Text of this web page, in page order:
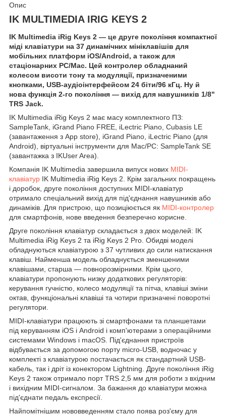
Опис
IK MULTIMEDIA IRIG KEYS 2
IK Multimedia iRig Keys 2 — це друге покоління компактної
міді клавіатури на 37 динамічних мініклавішів для
мобільних платформ iOS/Android, а також для
стаціонарних PC/Mac. Цей контролер обладнаний
колесом висоти тону та модуляції, призначеними
кнопками, USB-аудіоінтерфейсом 24 біти/96 кГц. Ну й
нова функція 2-го покоління — вихід для навушників 1/8"
TRS Jack.
IK Multimedia iRig Keys 2 має масу комплектного ПЗ:
SampleTank, iGrand Piano FREE, iLectric Piano, Cubasis LE
(завантаження з App store), iGrand Piano, iLectric Piano (для
Android), віртуальні інструменти для Mac/PC: SampleTank SE
(завантажка з IKUser Area).
Компанія IK Multimedia завершила випуск нових MIDI-
клавіатур IK Multimedia iRig Keys 2. Крім загальних покращень
і доробок, друге покоління доступних MIDI-клавіатур
отримало спеціальний вихід для під'єднання навушників або
динаміків. Для пристрою, що позиціюється як MIDI-контролер
для смартфонів, нове введення безперечно корисне.
Друге покоління клавіатур складається з двох моделей: IK
Multimedia iRig Keys 2 та iRig Keys 2 Pro. Обидві моделі
обладнуються клавіатурою з 37 чутливих до сили натискання
клавіш. Найменша модель обладнується зменшеними
клавішами, старша — повнорозмірними. Крім цього,
клавіатури пропонують низку додаткових регуляторів:
керування гучністю, колесо модуляції та пітча, клавіші зміни
октав, функціональні клавіші та чотири призначені поворотні
регулятори.
MIDI-клавіатури працюють зі смартфонами та планшетами
під керуванням iOS і Android і комп'ютерами з операційними
системами Windows і macOS. Під'єднання пристроїв
відбувається за допомогою порту micro-USB, водночас у
комплекті з клавіатурою постачається як стандартний USB-
кабель, так і дріт із конектором Lightning. Друге покоління iRig
Keys 2 також отримало порт TRS 2,5 мм для роботи з вхідним
і вихідним MIDI-сигналом. За бажання до клавіатури можна
під'єднати педаль експресії.
Найпомітнішим нововведенням стало поява роз'єму для